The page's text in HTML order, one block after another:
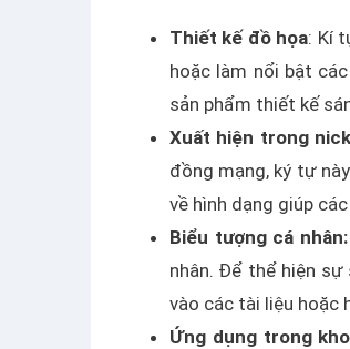
Thiết kế đồ họa: Kí
hoặc làm nổi bật
sản phẩm thiết kế
Xuất hiện trong
đồng mạng, ký tự
về hình dạng giúp
Biểu tượng cá nhân:
nhân. Để thể hiện
vào các tài liệu hoặc
Ứng dụng trong